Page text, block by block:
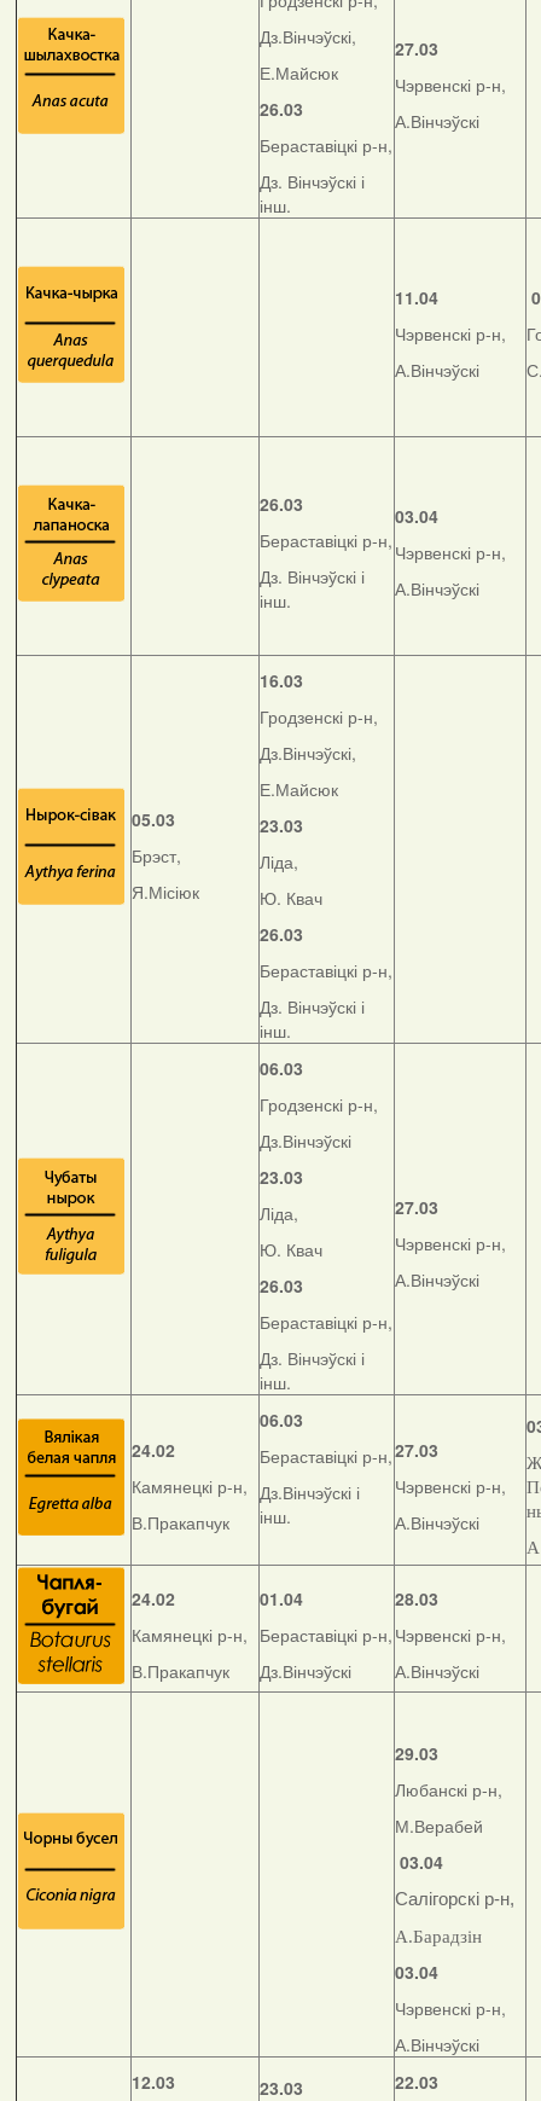
Дз.Вінчэўскі,
Е.Майсюк
26.03
Бераставіцкі р-н,
Дз. Вінчэўскі і
інш.
27.03
Чэрвенскі р-н,
А.Вінчэўскі
11.04
Чэрвенскі р-н,
А.Вінчэўскі
26.03
Бераставіцкі р-н,
Дз. Вінчэўскі і
інш.
03.04
Чэрвенскі р-н,
А.Вінчэўскі
05.03
Брэст,
Я.Місіюк
16.03
Гродзенскі р-н,
Дз.Вінчэўскі,
Е.Майсюк
23.03
Ліда,
Ю. Квач
26.03
Бераставіцкі р-н,
Дз. Вінчэўскі і
інш.
06.03
Гродзенскі р-н,
Дз.Вінчэўскі
23.03
Ліда,
Ю. Квач
26.03
Бераставіцкі р-н,
Дз. Вінчэўскі і
інш.
27.03
Чэрвенскі р-н,
А.Вінчэўскі
24.02
Камянецкі р-н,
В.Пракапчук
06.03
Бераставіцкі р-н,
Дз.Вінчэўскі і
інш.
27.03
Чэрвенскі р-н,
А.Вінчэўскі
24.02
Камянецкі р-н,
В.Пракапчук
01.04
Бераставіцкі р-н,
Дз.Вінчэўскі
28.03
Чэрвенскі р-н,
А.Вінчэўскі
29.03
Любанскі р-н,
М.Верабей
03.04
Салігорскі р-н,
А.Барадзін
03.04
Чэрвенскі р-н,
А.Вінчэўскі
12.03
23.03
22.03